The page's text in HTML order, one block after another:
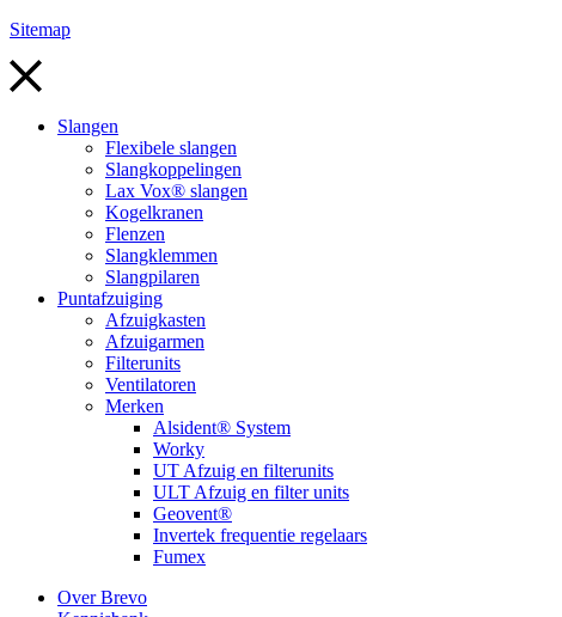
Sitemap
Slangen
Flexibele slangen
Slangkoppelingen
Lax Vox® slangen
Kogelkranen
Flenzen
Slangklemmen
Slangpilaren
Puntafzuiging
Afzuigkasten
Afzuigarmen
Filterunits
Ventilatoren
Merken
Alsident® System
Worky
UT Afzuig en filterunits
ULT Afzuig en filter units
Geovent®
Invertek frequentie regelaars
Fumex
Over Brevo